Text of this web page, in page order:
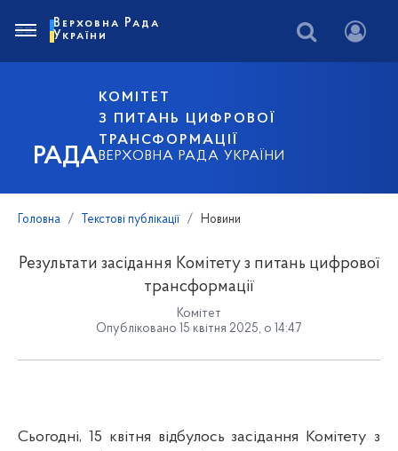
РАДА
КОМІТЕТ
З ПИТАНЬ ЦИФРОВОЇ
ТРАНСФОРМАЦІЇ
ВЕРХОВНА РАДА УКРАЇНИ
Верховна Рада
України
Головна Текстові публікації Новини
Результати засідання Комітету з питань цифрової
трансформації
Комітет
Опубліковано 15 квітня 2025, о 14:47
Сьогодні, 15 квітня відбулось засідання Комітету з